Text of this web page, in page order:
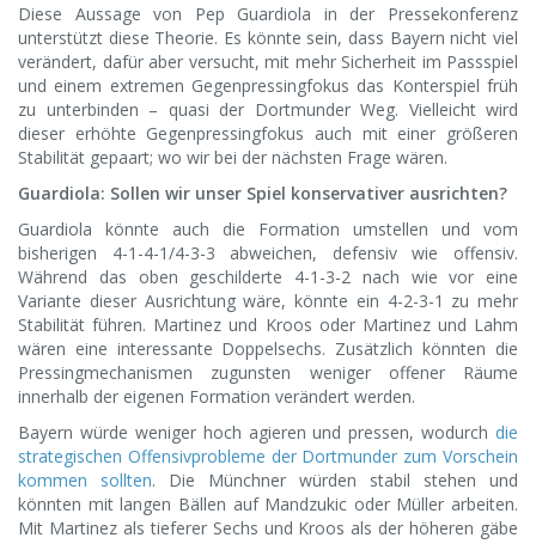
Diese Aussage von Pep Guardiola in der Pressekonferenz
unterstützt diese Theorie. Es könnte sein, dass Bayern nicht viel
verändert, dafür aber versucht, mit mehr Sicherheit im Passspiel
und einem extremen Gegenpressingfokus das Konterspiel früh
zu unterbinden – quasi der Dortmunder Weg. Vielleicht wird
dieser erhöhte Gegenpressingfokus auch mit einer größeren
Stabilität gepaart; wo wir bei der nächsten Frage wären.
Guardiola: Sollen wir unser Spiel konservativer ausrichten?
Guardiola könnte auch die Formation umstellen und vom
bisherigen 4-1-4-1/4-3-3 abweichen, defensiv wie offensiv.
Während das oben geschilderte 4-1-3-2 nach wie vor eine
Variante dieser Ausrichtung wäre, könnte ein 4-2-3-1 zu mehr
Stabilität führen. Martinez und Kroos oder Martinez und Lahm
wären eine interessante Doppelsechs. Zusätzlich könnten die
Pressingmechanismen zugunsten weniger offener Räume
innerhalb der eigenen Formation verändert werden.
Bayern würde weniger hoch agieren und pressen, wodurch die
strategischen Offensivprobleme der Dortmunder zum Vorschein
kommen sollten. Die Münchner würden stabil stehen und
könnten mit langen Bällen auf Mandzukic oder Müller arbeiten.
Mit Martinez als tieferer Sechs und Kroos als der höheren gäbe